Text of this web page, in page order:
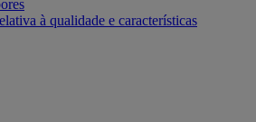
à qualidade e características